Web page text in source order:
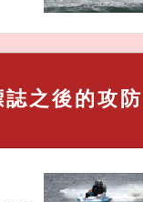
之後的攻防